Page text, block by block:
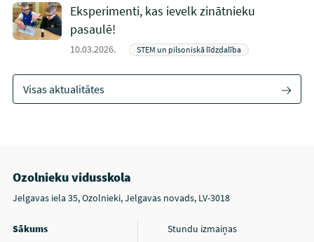
Eksperimenti, kas ievelk zinātnieku
pasaulē!
10.03.2026. STEM un pilsoniskā līdzdalība
Visas aktualitātes
Ozolnieku vidusskola
Jelgavas iela 35, Ozolnieki, Jelgavas novads, LV-3018
Sākums Stundu izmaiņas